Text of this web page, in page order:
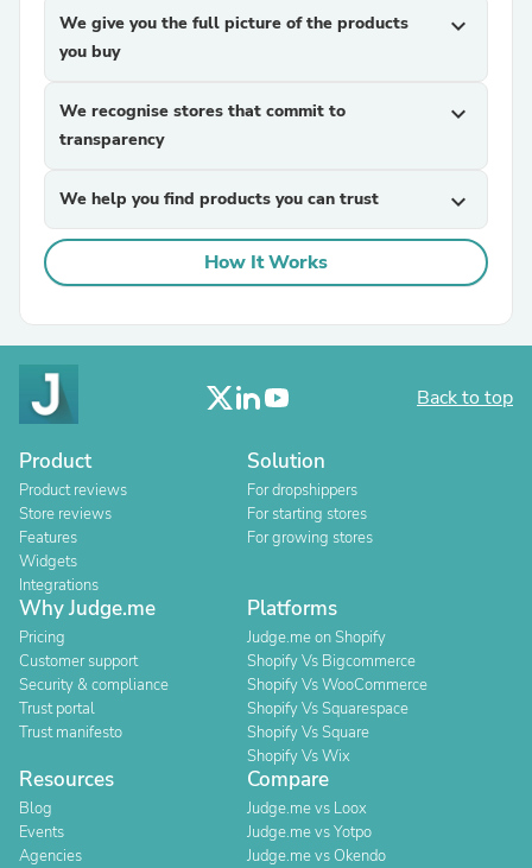
We give you the full picture of the products
you buy
expand_more
We recognise stores that commit to
transparency
expand_more
We help you find products you can trust expand_more
How It Works
Back to top
Product
Product reviews
Store reviews
Features
Widgets
Integrations
Solution
For dropshippers
For starting stores
For growing stores
Why Judge.me
Pricing
Customer support
Security & compliance
Trust portal
Trust manifesto
Platforms
Judge.me on Shopify
Shopify Vs Bigcommerce
Shopify Vs WooCommerce
Shopify Vs Squarespace
Shopify Vs Square
Shopify Vs Wix
Resources
Blog
Events
Agencies
Compare
Judge.me vs Loox
Judge.me vs Yotpo
Judge.me vs Okendo